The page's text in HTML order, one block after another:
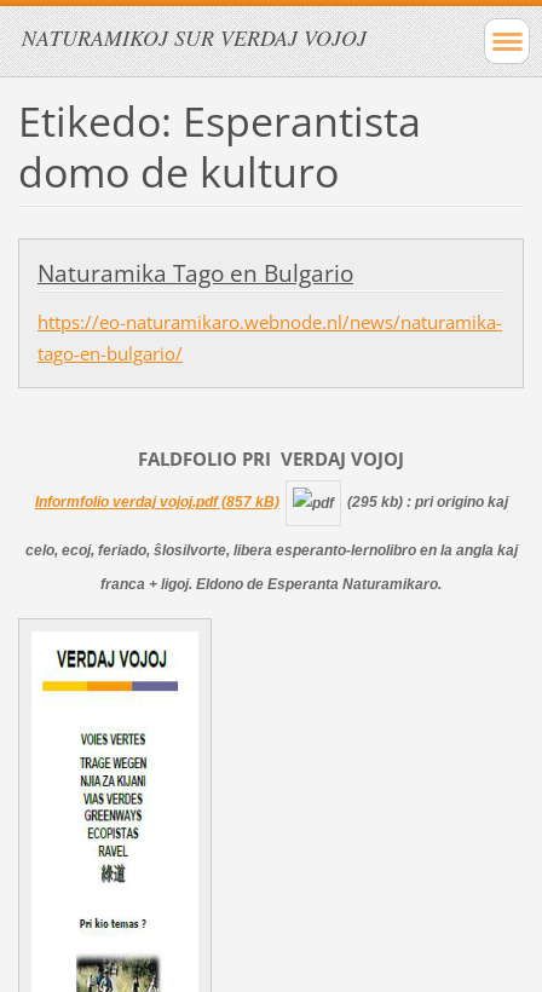
NATURAMIKOJ SUR VERDAJ VOJOJ
Etikedo: Esperantista
domo de kulturo
Naturamika Tago en Bulgario
https://eo-naturamikaro.webnode.nl/news/naturamika-
tago-en-bulgario/
FALDFOLIO PRI VERDAJ VOJOJ
Informfolio verdaj vojoj.pdf (857 kB) (295 kb) : pri origino kaj
celo, ecoj, feriado, ŝlosilvorte, libera esperanto-lernolibro en la angla kaj
franca + ligoj. Eldono de Esperanta Naturamikaro.